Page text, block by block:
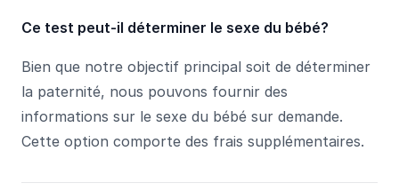
Ce test peut-il déterminer le sexe du bébé?
Bien que notre objectif principal soit de déterminer
la paternité, nous pouvons fournir des
informations sur le sexe du bébé sur demande.
Cette option comporte des frais supplémentaires.